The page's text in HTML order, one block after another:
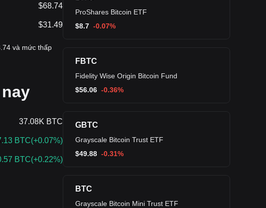
$68.74
$31.49
và mức thấp
37.08K BTC
BTC(+0.07%)
BTC(+0.22%)
ProShares Bitcoin ETF
$8.7 -0.07%
FBTC
Fidelity Wise Origin Bitcoin Fund
$56.06 -0.36%
GBTC
Grayscale Bitcoin Trust ETF
$49.88 -0.31%
BTC
Grayscale Bitcoin Mini Trust ETF